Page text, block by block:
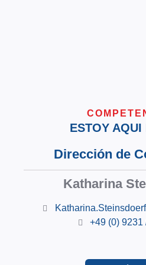
ESTOY AQUI
Dirección de
Katharina
+49 (0) 9231